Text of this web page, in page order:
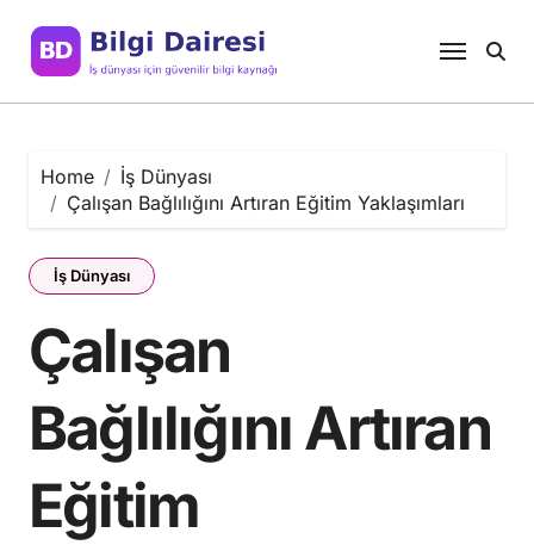
content
Home
İş Dünyası
Çalışan Bağlılığını Artıran Eğitim Yaklaşımları
İş Dünyası
Çalışan
Bağlılığını Artıran
Eğitim